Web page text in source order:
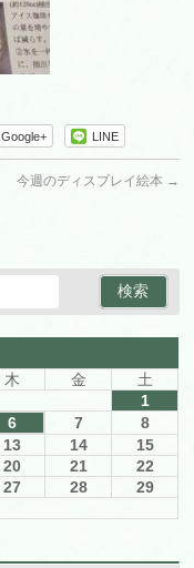
Google+ LINE
今週のディスプレイ絵本 →
木 金
土
1
6 7
8
13 14
15
20 21
22
27 28
29